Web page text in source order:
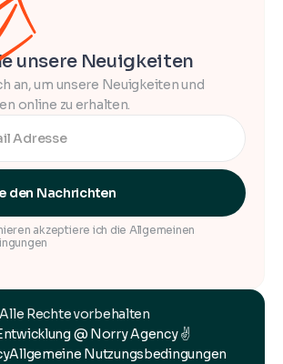
unsere Neuigkeiten
an, um unsere Neuigkeiten und
online zu erhalten.
den Nachrichten
akzeptiere ich die Allgemeinen
Rechte vorbehalten
@ Norry Agency ✌️
Allgemeine Nutzungsbedingungen